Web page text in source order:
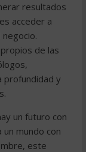
resultados
acceder a
de las
profundidad y
un futuro con
un mundo con
este